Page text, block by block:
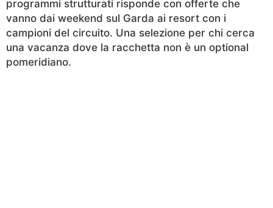
programmi strutturati risponde con offerte che
vanno dai weekend sul Garda ai resort con i
campioni del circuito. Una selezione per chi cerca
una vacanza dove la racchetta non è un optional
pomeridiano.